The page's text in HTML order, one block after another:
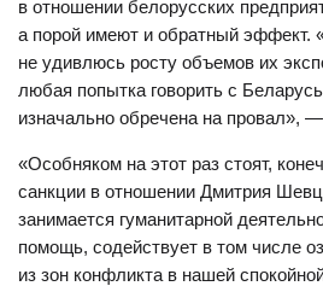
в отношении белорусских
а порой имеют и обратный эффект.
не удивлюсь росту объемов их
любая попытка говорить с
изначально обречена на провал»,
«Особняком на этот раз стоят,
санкции в отношении Дмитрия
занимается гуманитарной
помощь, содействует в том числе
из зон конфликта в нашей